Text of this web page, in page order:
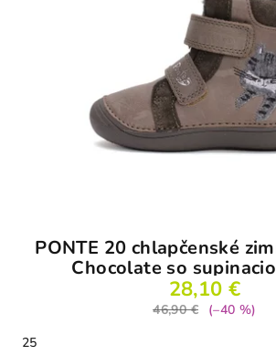
PONTE 20 chlapčenské
Chocolate so
28,10 €
46,90 €
(–40 %)
25